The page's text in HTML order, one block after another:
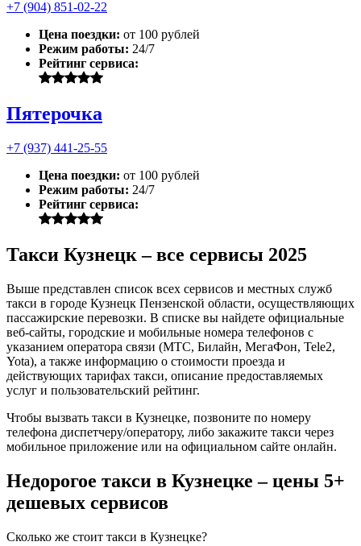
+7 (904) 851-02-22
Цена поездки: от 100 рублей
Режим работы: 24/7
Рейтинг сервиса:
Пятерочка
+7 (937) 441-25-55
Цена поездки: от 100 рублей
Режим работы: 24/7
Рейтинг сервиса:
Такси Кузнецк – все сервисы 2025
Выше представлен список всех сервисов и местных служб
такси в городе Кузнецк Пензенской области, осуществляющих
пассажирские перевозки. В списке вы найдете официальные
веб-сайты, городские и мобильные номера телефонов с
указанием оператора связи (МТС, Билайн, МегаФон, Tele2,
Yota), а также информацию о стоимости проезда и
действующих тарифах такси, описание предоставляемых
услуг и пользовательский рейтинг.
Чтобы вызвать такси в Кузнецке, позвоните по номеру
телефона диспетчеру/оператору, либо закажите такси через
мобильное приложение или на официальном сайте онлайн.
Недорогое такси в Кузнецке – цены 5+
дешевых сервисов
Сколько же стоит такси в Кузнецке?